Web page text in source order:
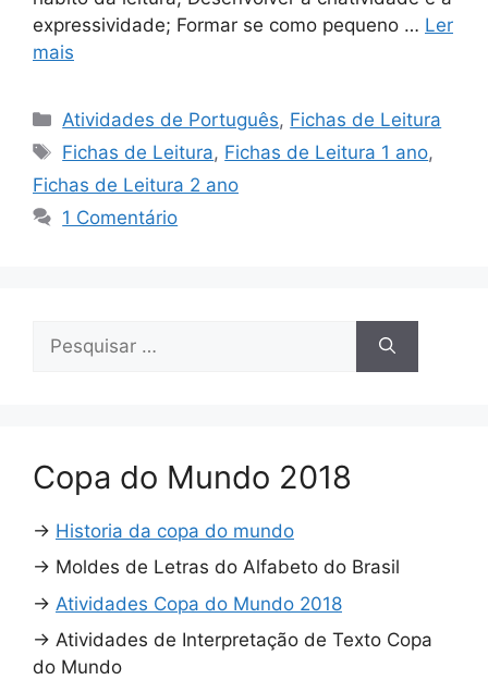
expressividade; Formar se como pequeno … Ler
mais
Categorias
Atividades de Português, Fichas de Leitura
Tags
Fichas de Leitura, Fichas de Leitura 1 ano,
Fichas de Leitura 2 ano
1 Comentário
por:
Copa do Mundo 2018
→ Historia da copa do mundo
→ Moldes de Letras do Alfabeto do Brasil
→ Atividades Copa do Mundo 2018
→ Atividades de Interpretação de Texto Copa
do Mundo